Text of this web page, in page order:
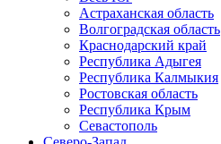
Астраханская область
Волгоградская область
Краснодарский край
Республика Адыгея
Республика Калмыкия
Ростовская область
Республика Крым
Севастополь